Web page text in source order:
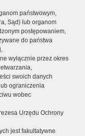
państwowym,
Sąd) lub organom
postępowaniem,
do państwa
wyłącznie przez okres
swoich danych
ograniczenia
wobec
Urzędu Ochrony
jest fakultatywne